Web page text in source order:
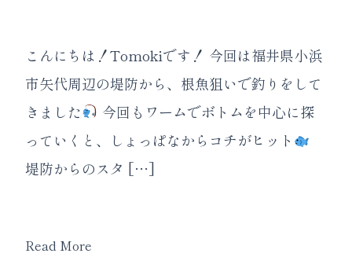
こんにちは！Tomokiです！ 今回は福井県小浜
市矢代周辺の堤防から、根魚狙いで釣りをして
きました
今回もワームでボトムを中心に探
っていくと、しょっぱなからコチがヒット
堤防からのスタ […]
Read More